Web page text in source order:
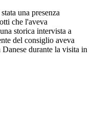
una presenza
che l'aveva
storica intervista a
del consiglio aveva
durante la visita in